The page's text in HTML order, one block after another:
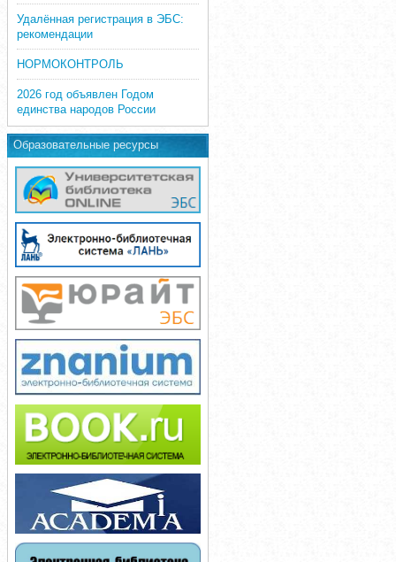
Удалённая регистрация в ЭБС:
рекомендации
НОРМОКОНТРОЛЬ
2026 год объявлен Годом
единства народов России
Образовательные ресурсы